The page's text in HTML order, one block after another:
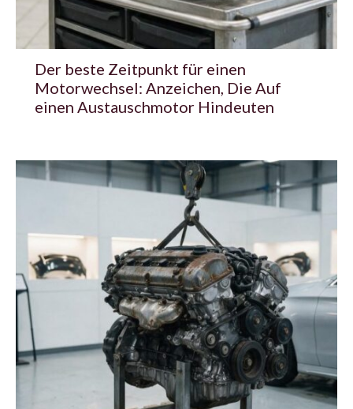
Der beste Zeitpunkt für einen
Motorwechsel: Anzeichen, Die Auf
einen Austauschmotor Hindeuten